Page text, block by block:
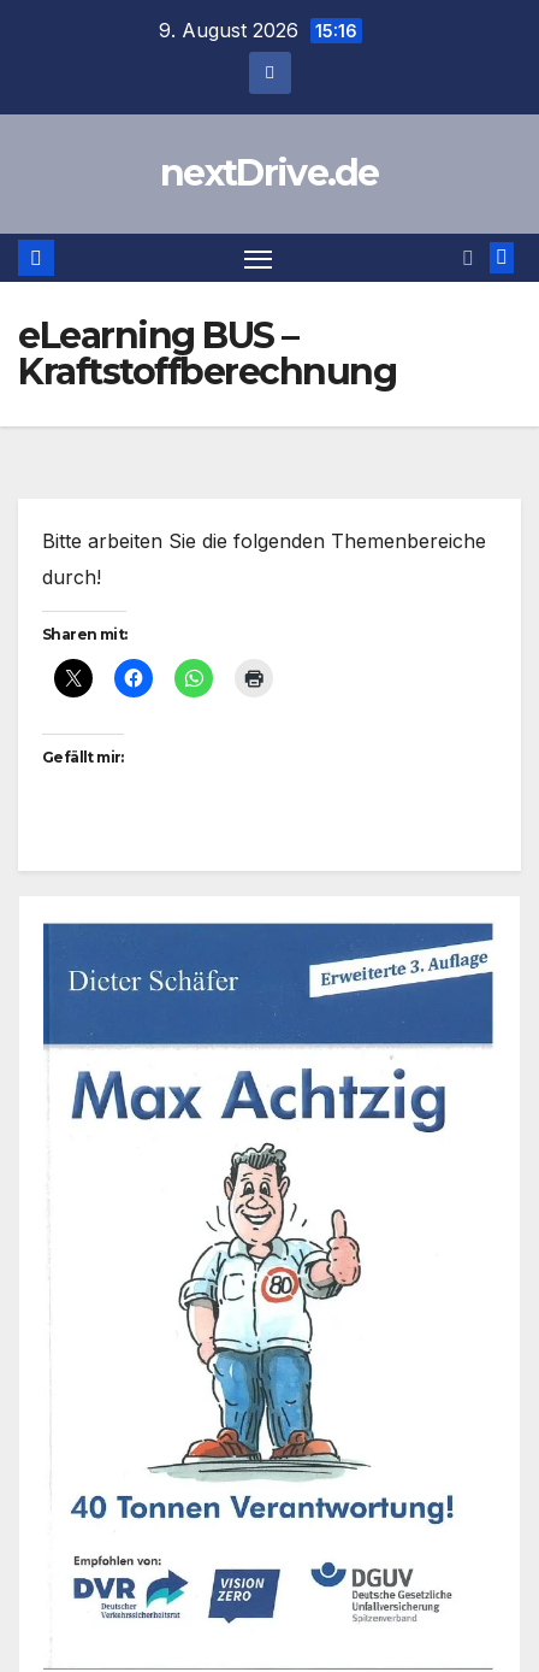
9. August 2026 15:16
nextDrive.de
eLearning BUS –
Kraftstoffberechnung
Bitte arbeiten Sie die folgenden Themenbereiche
durch!
Sharen mit:
Gefällt mir: